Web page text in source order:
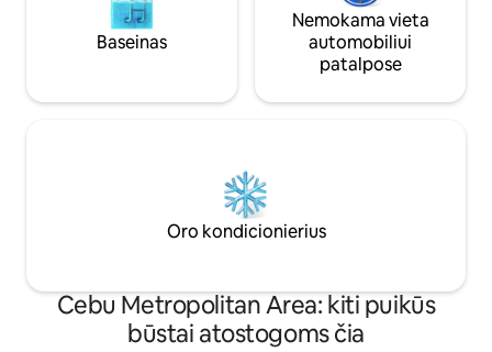
Baseinas
Nemokama vieta
automobiliui
patalpose
Oro kondicionierius
Cebu Metropolitan Area: kiti puikūs
būstai atostogoms čia